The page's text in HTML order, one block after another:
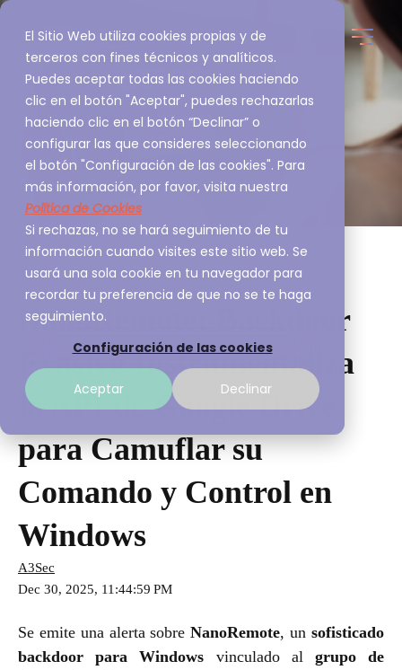
El Sitio Web utiliza cookies propias y de
terceros con fines técnicos y analíticos.
Puedes aceptar todas las cookies haciendo
clic en el botón "Aceptar", puedes rechazarlas
haciendo clic en el botón “Declinar” o
configurar las que consideres seleccionando
el botón "Configuración de las cookies". Para
más información, por favor, visita nuestra
Política de Cookies
Si rechazas, no se hará seguimiento de tu
información cuando visites este sitio web. Se
usará una sola cookie en tu navegador para
recordar tu preferencia de que no se te haga
seguimiento.
Configuración de las cookies
Aceptar Declinar
NanoRemote: Backdoor
Evasivo Instrumentaliza
la API de Google Drive
para Camuflar su
Comando y Control en
Windows
A3Sec
Dec 30, 2025, 11:44:59 PM
Se emite una alerta sobreNanoRemote, unsofisticado
backdoor para Windows vinculado al grupo de